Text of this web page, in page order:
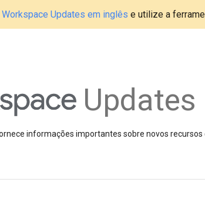
Updates em inglês e utilize a
Updates
informações importantes sobre novos recursos